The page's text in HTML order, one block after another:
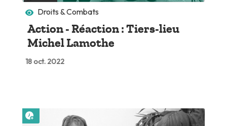
Droits & Combats
Action - Réaction : Tiers-lieu
Michel Lamothe
18 oct. 2022
Lire plus tard